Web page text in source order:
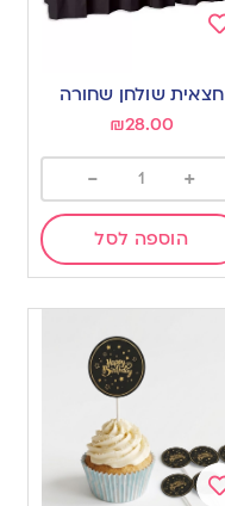
חצאית שולחן שחורה
₪28.00
+
-
הוספה לסל